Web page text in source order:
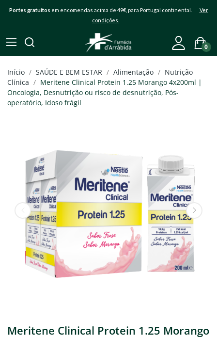
Portes gratuitos em encomendas acima de 49€, para Portugal continental. Ver
condições.
0
Início SAÚDE E BEM ESTAR Alimentação
Nutrição
Clínica
Meritene Clinical Protein 1.25 Morango 4x200ml |
Oncologia, Desnutrição ou risco de desnutrição, Pós-
operatório, Idoso frágil
Meritene Clinical Protein 1.25 Morango